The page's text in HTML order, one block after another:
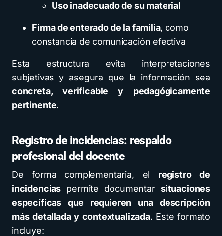
Uso inadecuado de su material
Firma de enterado de la familia, como
constancia de comunicación efectiva
Esta estructura evita interpretaciones
subjetivas y asegura que la información sea
concreta, verificable y pedagógicamente
pertinente.
Registro de incidencias: respaldo
profesional del docente
De forma complementaria, el registro de
incidencias permite documentar situaciones
específicas que requieren una descripción
más detallada y contextualizada. Este formato
incluye: